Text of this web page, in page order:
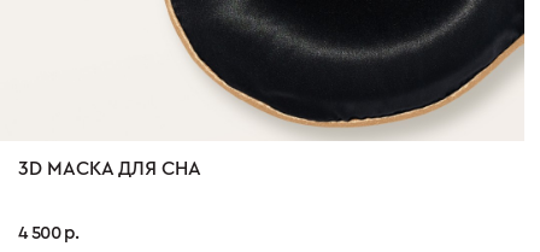
3D МАСКА ДЛЯ СНА
4 500 р.